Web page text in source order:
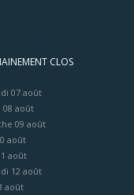
CLOS
07 août
08 août
09 août
août
août
12 août
août